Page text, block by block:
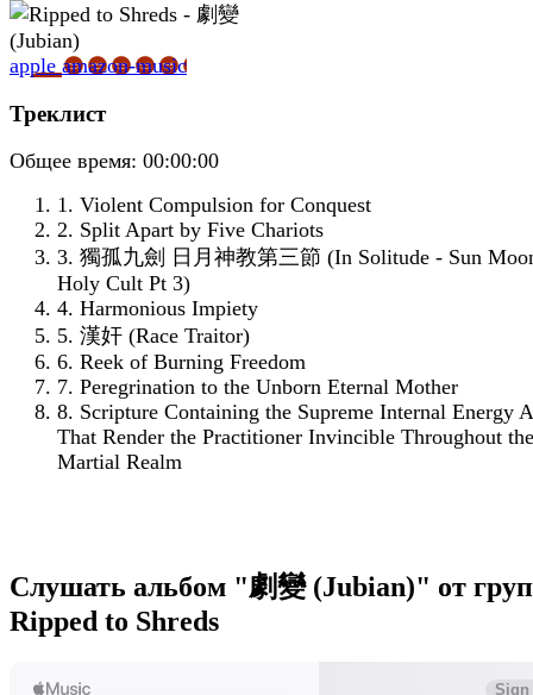
apple amazon-music
Треклист
Общее время: 00:00:00
1. Violent Compulsion for Conquest
2. Split Apart by Five Chariots
3. 獨孤九劍 日月神教第三節 (In Solitude - Sun
Holy Cult Pt 3)
4. Harmonious Impiety
5. 漢奸 (Race Traitor)
6. Reek of Burning Freedom
7. Peregrination to the Unborn Eternal Mother
8. Scripture Containing the Supreme Internal Energy
That Render the Practitioner Invincible Throughout the
Martial Realm
Слушать альбом "劇變 (Jubian)" от
Ripped to Shreds